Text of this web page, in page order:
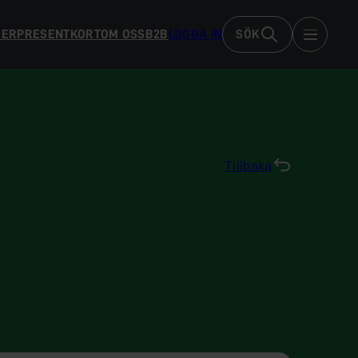
PRESENTKORTOM OSS B2B LOGGA IN SÖK
Tillbaka